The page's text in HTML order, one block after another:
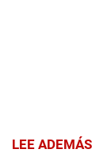
LEE ADEMÁS